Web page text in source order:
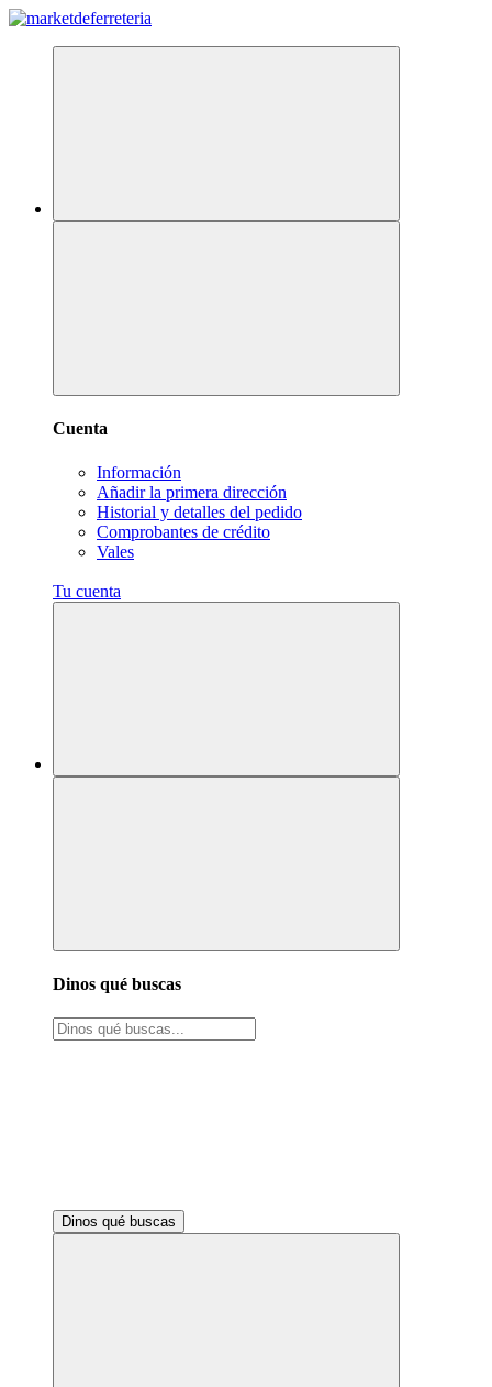
Cuenta
Información
Añadir la primera dirección
Historial y detalles del pedido
Comprobantes de crédito
Vales
Tu cuenta
Dinos qué buscas
Dinos qué buscas